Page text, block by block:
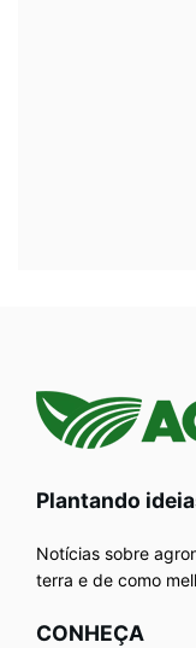
Plantando
Notícias sobre
terra e de como
CONHEÇA